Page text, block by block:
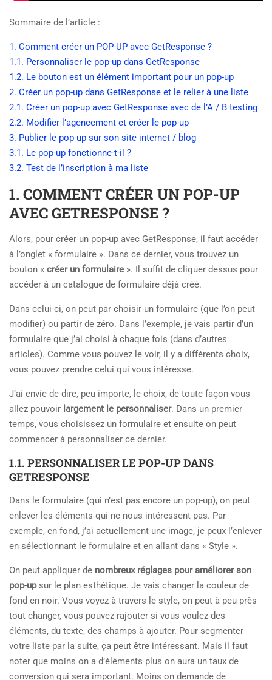
Sommaire de l’article :
1. Comment créer un POP-UP avec GetResponse ?
1.1. Personnaliser le pop-up dans GetResponse
1.2. Le bouton est un élément important pour un pop-up
2. Créer un pop-up dans GetResponse et le relier à une liste
2.1. Créer un pop-up avec GetResponse avec de l’A / B testing
2.2. Modifier l’agencement et créer le pop-up
3. Publier le pop-up sur son site internet / blog
3.1. Le pop-up fonctionne-t-il ?
3.2. Test de l’inscription à ma liste
1. COMMENT CRÉER UN POP-UP
AVEC GETRESPONSE ?
Alors, pour créer un pop-up avec GetResponse, il faut accéder
à l’onglet « formulaire ». Dans ce dernier, vous trouvez un
bouton « créer un formulaire ». Il suffit de cliquer dessus pour
accéder à un catalogue de formulaire déjà créé.
Dans celui-ci, on peut par choisir un formulaire (que l’on peut
modifier) ou partir de zéro. Dans l’exemple, je vais partir d’un
formulaire que j’ai choisi à chaque fois (dans d’autres
articles). Comme vous pouvez le voir, il y a différents choix,
vous pouvez prendre celui qui vous intéresse.
J’ai envie de dire, peu importe, le choix, de toute façon vous
allez pouvoir largement le personnaliser. Dans un premier
temps, vous choisissez un formulaire et ensuite on peut
commencer à personnaliser ce dernier.
1.1. PERSONNALISER LE POP-UP DANS
GETRESPONSE
Dans le formulaire (qui n’est pas encore un pop-up), on peut
enlever les éléments qui ne nous intéressent pas. Par
exemple, en fond, j’ai actuellement une image, je peux l’enlever
en sélectionnant le formulaire et en allant dans « Style ».
On peut appliquer de nombreux réglages pour améliorer son
pop-upsur le plan esthétique. Je vais changer la couleur de
fond en noir. Vous voyez à travers le style, on peut à peu près
tout changer, vous pouvez rajouter si vous voulez des
éléments, du texte, des champs à ajouter. Pour segmenter
votre liste par la suite, ça peut être intéressant. Mais il faut
noter que moins on a d’éléments plus on aura un taux de
conversion qui sera important. Moins on demande de